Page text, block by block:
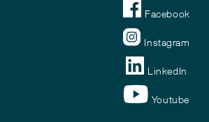
Facebook
Instagram
LinkedIn
Youtube